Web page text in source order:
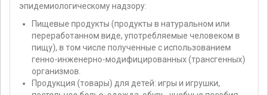
эпидемиологическому надзору:
Пищевые продукты (продукты в натуральном или
переработанном виде, употребляемые человеком в
пищу), в том числе полученные с использованием
генно-инженерно-модифицированных (трансгенных)
организмов.
Продукция (товары) для детей: игры и игрушки,